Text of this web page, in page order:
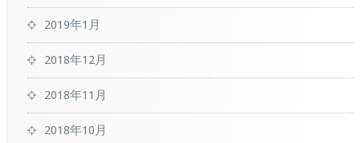
2019年1月
2018年12月
2018年11月
2018年10月